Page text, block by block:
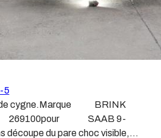
à votre véhicule.Nous
les véhicules ayant ce type de
pourquoi il est nécessaire
attelage à un professionnel
pas sur ces points.Les
pour un attelage sont
crochet d’attelage, boule pour
attache voiture, attelage
GDWATTELAGES
électrique est devenu le produit le
est soumis à normalisation et
est connecté à votre
à cet effet, supporter les
auquel il peut être soumis.
connecté modifie la
à la conduite type EPS, ABS,
ils existent) que des
5
de cygne.Marque BRINK
269100pour SAAB 9-
découpe du pare choc visible,